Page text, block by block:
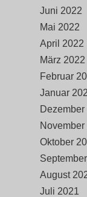
Juni 2022
Mai 2022
April 2022
März 2022
Februar
Januar
Dezember
November
Oktober
August
Juli 2021